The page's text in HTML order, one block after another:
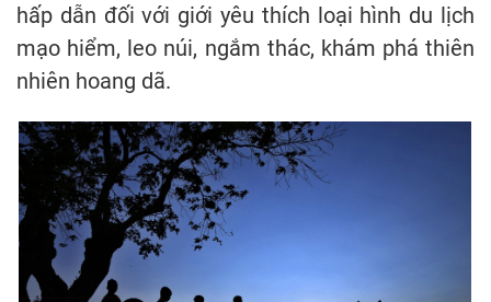
hấp dẫn đối với giới yêu thích loại hình du lịch
mạo hiểm, leo núi, ngắm thác, khám phá thiên
nhiên hoang dã.